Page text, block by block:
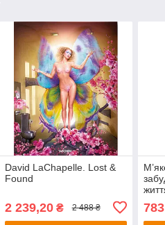
David LaChapelle. Lost &
Found
2 239,20₴ 2 488 ₴ 783